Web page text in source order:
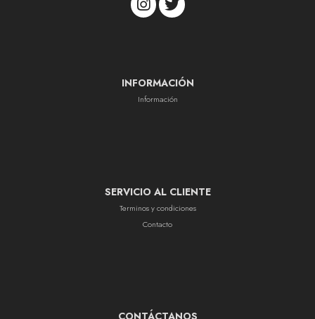
INFORMACIÓN
Información
SERVICIO AL CLIENTE
Terminos y condiciones
Contacto